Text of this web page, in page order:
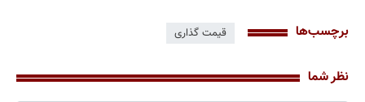
برچسب‌ها قیمت گذاری
نظر شما